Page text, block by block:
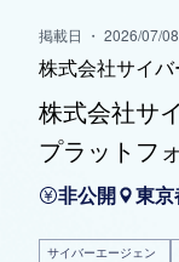
掲載日 ・ 2026/07/08
株式会社サイ
株式会社サ
プラットフ
非公開 東京
サイバーエージェン